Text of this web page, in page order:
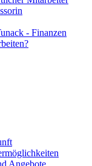
- Finanzen